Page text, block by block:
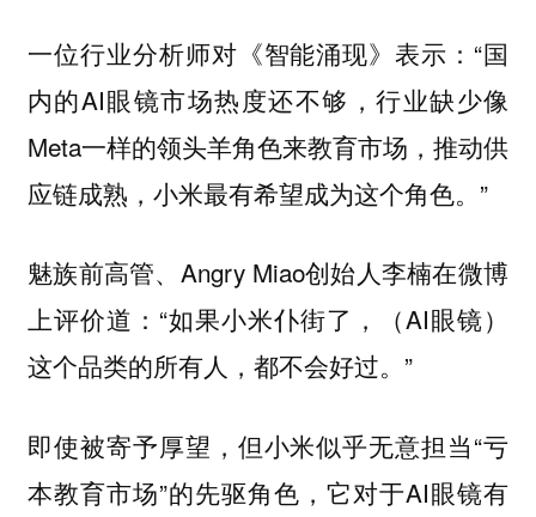
一位行业分析师对《智能涌现》表示：“国
内的AI眼镜市场热度还不够，行业缺少像
Meta一样的领头羊角色来教育市场，推动供
应链成熟，小米最有希望成为这个角色。”
魅族前高管、Angry Miao创始人李楠在微博
上评价道：“如果小米仆街了，（AI眼镜）
这个品类的所有人，都不会好过。”
即使被寄予厚望，但小米似乎无意担当“亏
本教育市场”的先驱角色，它对于AI眼镜有